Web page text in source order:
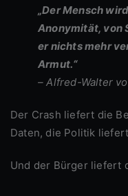
„Der Mensch wird frei – von Bargeld, von
Anonymität, von
er nichts mehr
Armut.“
– Alfred-Walter
Der Crash liefert die Begründung, Aladdin liefert die
Daten, die Politik
Und der Bürger